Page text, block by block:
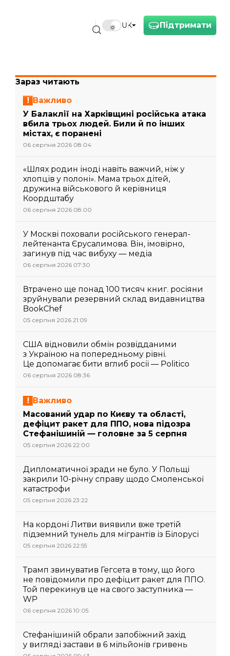
Підтримати
UK
Зараз читають
Важливо
У Балаклії на Харківщині російська атака
вбила трьох людей. Били й по інших
містах, є поранені
06 серпня 2026 08:04
«Шлях родин іноді навіть важчий, ніж у
хлопців у полоні». Мама трьох дітей,
дружина військового й керівниця
Коордштабу
06 серпня 2026 08:00
У Москві поховали російського генерал-
лейтенанта Єрусалимова. Він, імовірно,
загинув під час вибуху — медіа
06 серпня 2026 07:30
Втрачено ще понад 100 тисяч книг. росіяни
зруйнували резервний склад видавництва
BookChef
05 серпня 2026 21:09
США відновили обмін розвідданими
з Україною на попередньому рівні.
Це допомагає бити вглиб росії — Politico
06 серпня 2026 08:36
Важливо
Масований удар по Києву та області,
дефіцит ракет для ППО, нова підозра
Стефанішиній — головне за 5 серпня
05 серпня 2026 22:00
Дипломатичної зради не було. У Польщі
закрили 10-річну справу щодо Смоленської
катастрофи
05 серпня 2026 23:22
На кордоні Литви виявили вже третій
підземний тунель для мігрантів із Білорусі
05 серпня 2026 22:55
Трамп звинуватив Гегсета в тому, що його
не повідомили про дефіцит ракет для ППО.
Той перекинув це на свого заступника —
WP
06 серпня 2026 10:05
Стефанішиній обрали запобіжний захід
у вигляді застави в 6 мільйонів гривень